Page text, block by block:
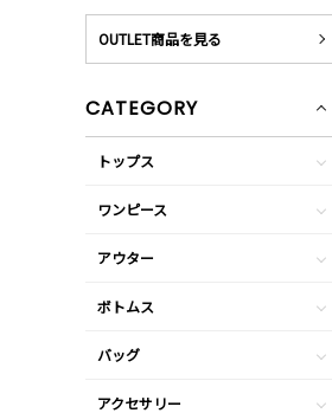
OUTLET商品を見る
CATEGORY
トップス
ワンピース
アウター
ボトムス
バッグ
アクセサリー